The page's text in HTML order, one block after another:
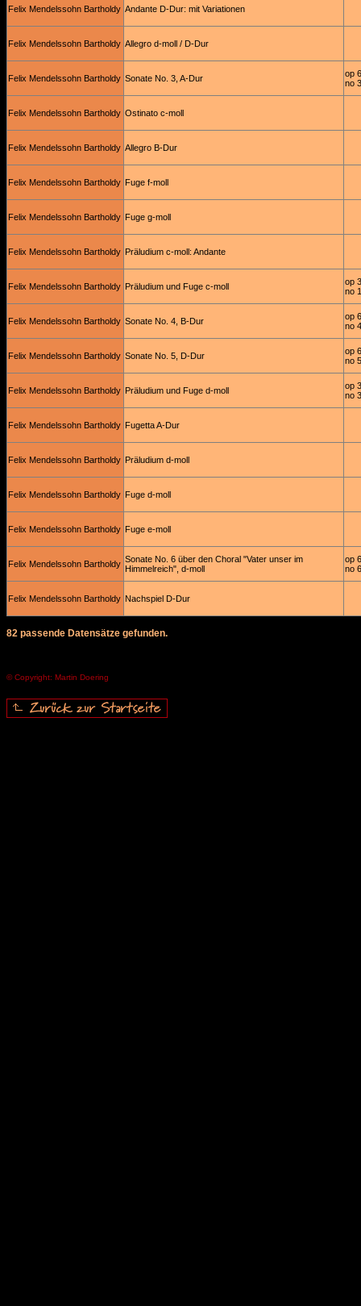
Felix Mendelssohn Bartholdy Andante D-Dur: mit Variationen
Felix Mendelssohn Bartholdy Allegro d-moll / D-Dur
Felix Mendelssohn Bartholdy Sonate No. 3, A-Dur
op
no 3
Felix Mendelssohn Bartholdy Ostinato c-moll
Felix Mendelssohn Bartholdy Allegro B-Dur
Felix Mendelssohn Bartholdy Fuge f-moll
Felix Mendelssohn Bartholdy Fuge g-moll
Felix Mendelssohn Bartholdy Präludium c-moll: Andante
Felix Mendelssohn Bartholdy Präludium und Fuge c-moll
op
no 1
Felix Mendelssohn Bartholdy Sonate No. 4, B-Dur
op
no 4
Felix Mendelssohn Bartholdy Sonate No. 5, D-Dur
op
no 5
Felix Mendelssohn Bartholdy Präludium und Fuge d-moll
op
no 3
Felix Mendelssohn Bartholdy Fugetta A-Dur
Felix Mendelssohn Bartholdy Präludium d-moll
Felix Mendelssohn Bartholdy Fuge d-moll
Felix Mendelssohn Bartholdy Fuge e-moll
Felix Mendelssohn Bartholdy Sonate No. 6 über den Choral "Vater unser im
Himmelreich", d-moll
op
no 6
Felix Mendelssohn Bartholdy Nachspiel D-Dur
82 passende Datensätze gefunden.
© Copyright: Martin Doering